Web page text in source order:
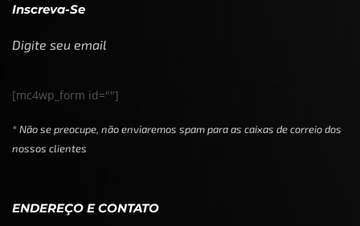
Inscreva-Se
Digite seu email
[mc4wp_form id=""]
* Não se preocupe, não enviaremos spam para as caixas de correio dos
nossos clientes
ENDEREÇO E CONTATO